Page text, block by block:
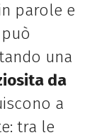
parole e
una
da
a
tra le